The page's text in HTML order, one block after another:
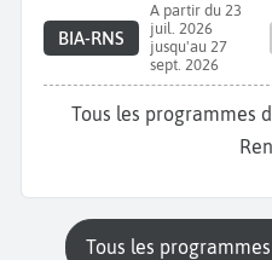
BIA-RNS
A partir du 23
juil. 2026
jusqu'au 27
sept. 2026
Tous les programmes des vols Air Corsica vers
Tous les